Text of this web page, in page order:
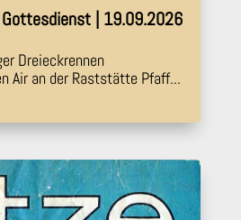
| 19.09.2026
Dreieckrennen
Air an der Raststätte Pfaff...